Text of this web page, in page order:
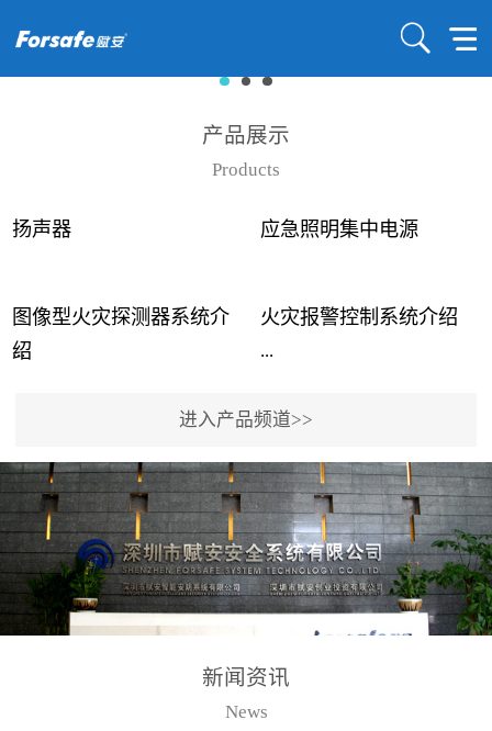
产品展示
Products
扬声器 应急照明集中电源
图像型火灾探测器系统介
绍
...
事故频发，传统的火灾探
测方法已无法满足要求。
尤其是目前众多的大型影
剧院、会议展览中心、体
育馆、大型仓库和隧道空
间等，其建筑结构特殊、
火灾隐患多。一旦发生火
火灾报警控制系统介绍
...
用了具有仲裁机制和冗余
校验的总线传输技术、线
路状态检测与保护技术、
后向光电感烟探测技术、
高可靠的系统抗干扰技术
等多项专利技术和专有技
警领域三十多年技术积累
和工程实践的结晶。
进入产品频道>>
新闻资讯
News